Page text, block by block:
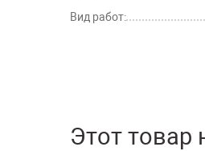
Вид работ:
Этот товар